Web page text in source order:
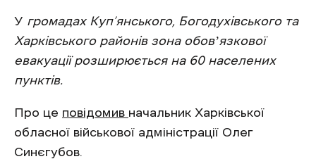
У громадах Куп’янського, Богодухівського та
Харківського районів зона обовʼязкової
евакуації розширюється на 60 населених
пунктів.
Про це повідомив начальник Харківської
обласної військової адміністрації Олег
Синєгубов.